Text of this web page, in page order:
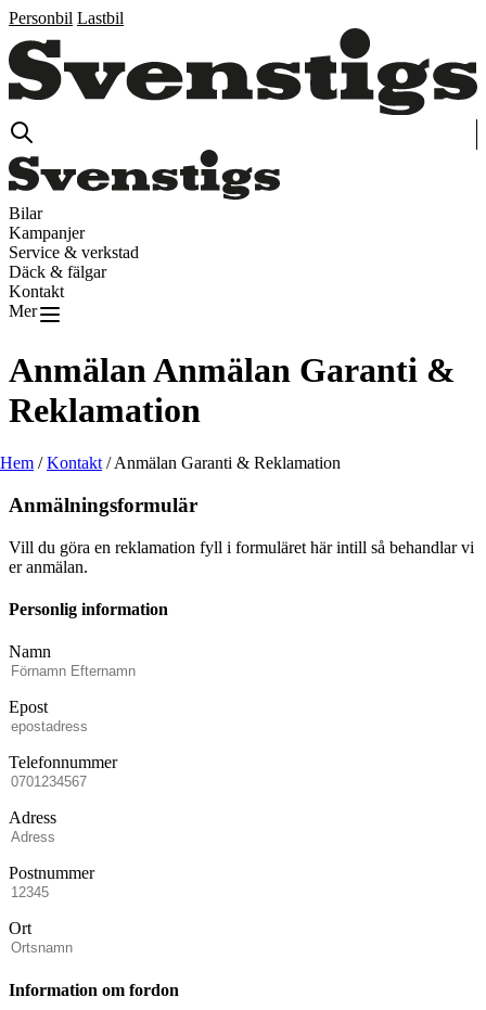
Personbil Lastbil
Bilar
Kampanjer
Service & verkstad
Däck & fälgar
Kontakt
Mer
AnmälanAnmälan Garanti &
Reklamation
Hem /Kontakt/Anmälan Garanti & Reklamation
Anmälningsformulär
Vill du göra en reklamation fyll i formuläret här intill så behandlar vi
er anmälan.
Personlig information
Namn
Epost
Telefonnummer
Adress
Postnummer
Ort
Information om fordon